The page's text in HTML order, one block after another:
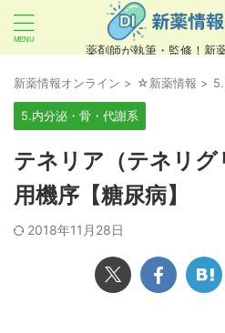
薬剤師が執筆・監修！新
あいまい検索（例：ひらが
ていませんので、製品名・
どをカタカナでご入力くだ
良い例：テセントリク
悪い例：てせんとりく テ
新薬情報オンライン > ☆新薬情報 >
5.内分泌・骨・代謝系
テネリア（テネリ
用機序【糖尿病】
2018年11月28日